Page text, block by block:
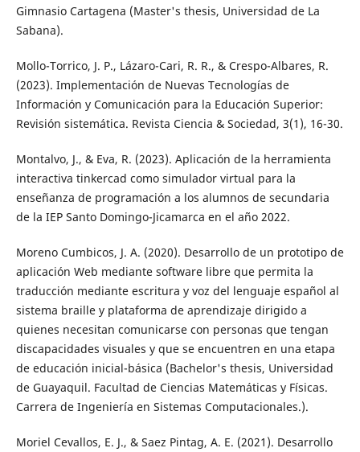
Gimnasio Cartagena (Master's thesis, Universidad de La
Sabana).
Mollo-Torrico, J. P., Lázaro-Cari, R. R., & Crespo-Albares, R.
(2023). Implementación de Nuevas Tecnologías de
Información y Comunicación para la Educación Superior:
Revisión sistemática. Revista Ciencia & Sociedad, 3(1), 16-30.
Montalvo, J., & Eva, R. (2023). Aplicación de la herramienta
interactiva tinkercad como simulador virtual para la
enseñanza de programación a los alumnos de secundaria
de la IEP Santo Domingo-Jicamarca en el año 2022.
Moreno Cumbicos, J. A. (2020). Desarrollo de un prototipo de
aplicación Web mediante software libre que permita la
traducción mediante escritura y voz del lenguaje español al
sistema braille y plataforma de aprendizaje dirigido a
quienes necesitan comunicarse con personas que tengan
discapacidades visuales y que se encuentren en una etapa
de educación inicial-básica (Bachelor's thesis, Universidad
de Guayaquil. Facultad de Ciencias Matemáticas y Físicas.
Carrera de Ingeniería en Sistemas Computacionales.).
Moriel Cevallos, E. J., & Saez Pintag, A. E. (2021). Desarrollo